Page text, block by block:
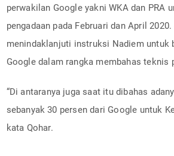
perwakilan Google yakni WKA dan PRA
pengadaan pada Februari dan April
menindaklanjuti instruksi Nadiem untuk
Google dalam rangka membahas teknis
“Di antaranya juga saat itu dibahas
sebanyak 30 persen dari Google untuk
kata Qohar.